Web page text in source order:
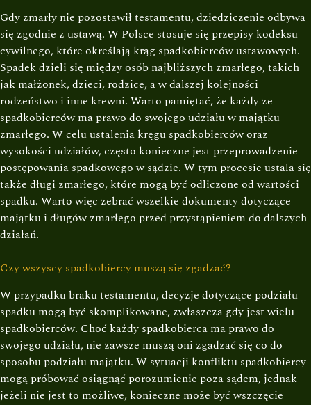
Gdy zmarły nie pozostawił testamentu, dziedziczenie odbywa
się zgodnie z ustawą. W Polsce stosuje się przepisy kodeksu
cywilnego, które określają krąg spadkobierców ustawowych.
Spadek dzieli się między osób najbliższych zmarłego, takich
jak małżonek, dzieci, rodzice, a w dalszej kolejności
rodzeństwo i inne krewni. Warto pamiętać, że każdy ze
spadkobierców ma prawo do swojego udziału w majątku
zmarłego. W celu ustalenia kręgu spadkobierców oraz
wysokości udziałów, często konieczne jest przeprowadzenie
postępowania spadkowego w sądzie. W tym procesie ustala się
także długi zmarłego, które mogą być odliczone od wartości
spadku. Warto więc zebrać wszelkie dokumenty dotyczące
majątku i długów zmarłego przed przystąpieniem do dalszych
działań.
Czy wszyscy spadkobiercy muszą się zgadzać?
W przypadku braku testamentu, decyzje dotyczące podziału
spadku mogą być skomplikowane, zwłaszcza gdy jest wielu
spadkobierców. Choć każdy spadkobierca ma prawo do
swojego udziału, nie zawsze muszą oni zgadzać się co do
sposobu podziału majątku. W sytuacji konfliktu spadkobiercy
mogą próbować osiągnąć porozumienie poza sądem, jednak
jeżeli nie jest to możliwe, konieczne może być wszczęcie